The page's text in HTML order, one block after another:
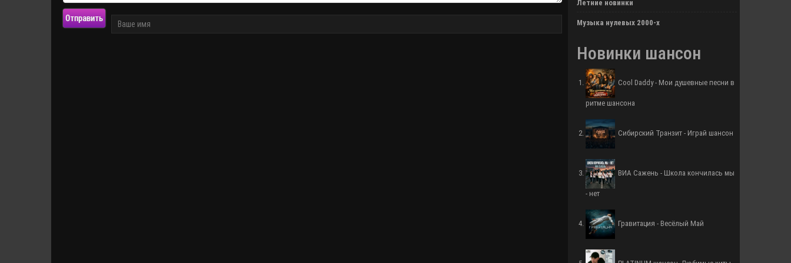
Отправить
Летние новинки
Музыка нулевых 2000-х
Новинки шансон
Cool Daddy - Мои душевные песни в
ритме шансона
Сибирский Транзит - Играй шансон
ВИА Сажень - Школа кончилась мы
- нет
Гравитация - Весёлый Май